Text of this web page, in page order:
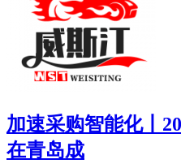
加速采购智能化丨
在青岛成